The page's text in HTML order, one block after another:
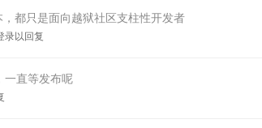
都只是面向越狱社区支柱性开发者
录以回复
一直等发布呢